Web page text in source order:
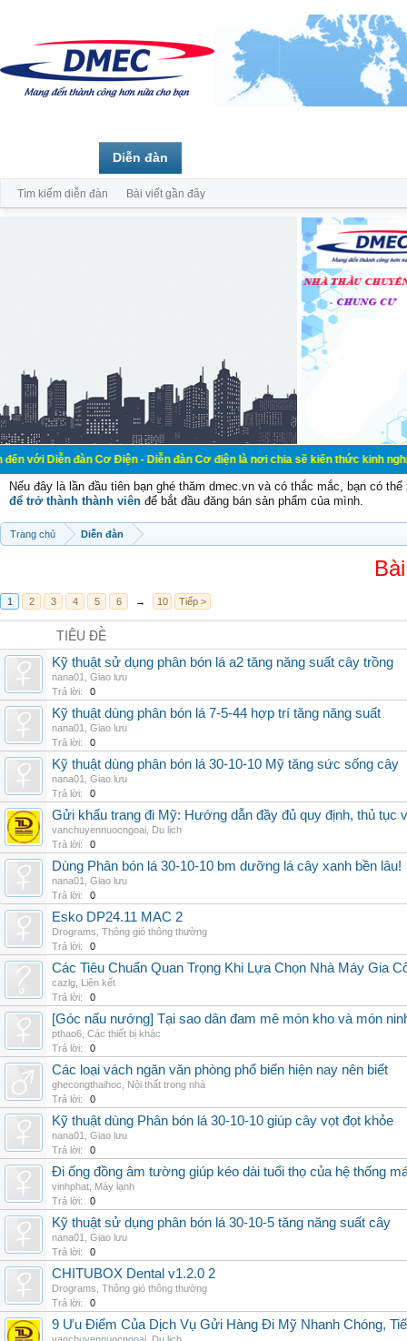
đàn Cơ Điện - Diễn đàn Cơ điện là nơi chia sẽ kiến thức kinh nghiệm
Nếu đây là lần đầu tiên bạn ghé thăm dmec.vn và có thắc mắc, bạn có
để trở thành thành viên để bắt đầu đăng bán sản phẩm của mình.
Trang chủ Diễn đàn
1 2 3 4 5 6 → 10 Tiếp >
TIÊU ĐỀ
Kỹ thuật sử dụng phân bón lá a2 tăng năng suất cây trồng
nana01
Giao lưu
Trả lời:
0
Kỹ thuật dùng phân bón lá 7-5-44 hợp trí tăng năng suất
nana01
Giao lưu
Trả lời:
0
Kỹ thuật dùng phân bón lá 30-10-10 Mỹ tăng sức sống cây
nana01
Giao lưu
Trả lời:
0
Gửi khẩu trang đi Mỹ: Hướng dẫn đầy đủ quy định, thủ tục
vanchuyennuocngoai Du lịch
Trả lời:
0
Dùng Phân bón lá 30-10-10 bm dưỡng lá cây xanh bền lâu!
nana01
Giao lưu
Trả lời:
0
Esko DP24.11 MAC 2
Drograms Thông gió thông thường
Trả lời:
0
Các Tiêu Chuẩn Quan Trọng Khi Lựa Chọn Nhà Máy Gia
cazlg Liên kết
Trả lời:
0
[Góc nấu nướng] Tại sao dân đam mê món kho và món
pthao6 Các thiết bị khác
Trả lời:
0
Các loại vách ngăn văn phòng phổ biến hiện nay nên biết
ghecongthaihoc
Nội thất trong nhà
Trả lời:
0
Kỹ thuật dùng Phân bón lá 30-10-10 giúp cây vọt đọt khỏe
nana01
Giao lưu
Trả lời:
0
Đi ống đồng âm tường giúp kéo dài tuổi thọ của hệ thống
vinhphat Máy lạnh
Trả lời:
0
Kỹ thuật sử dụng phân bón lá 30-10-5 tăng năng suất cây
nana01
Giao lưu
Trả lời:
0
CHITUBOX Dental v1.2.0 2
Drograms Thông gió thông thường
Trả lời:
0
9 Ưu Điểm Của Dịch Vụ Gửi Hàng Đi Mỹ Nhanh Chóng,
Diễn đàn
Tìm kiếm diễn đàn Bài viết gần đây